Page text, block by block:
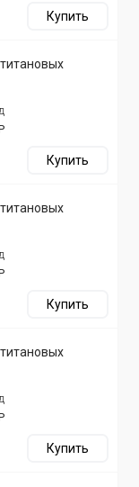
Купить
Купить
Купить
Купить